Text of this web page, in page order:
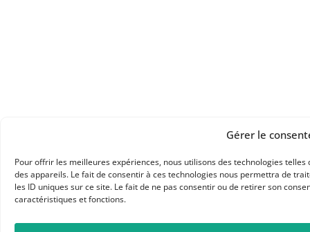
Gérer le
Pour offrir les meilleures expériences, nous utilisons des technologies
des appareils. Le fait de consentir à ces technologies nous permettra de
les ID uniques sur ce site. Le fait de ne pas consentir ou de retirer son
caractéristiques et fonctions.